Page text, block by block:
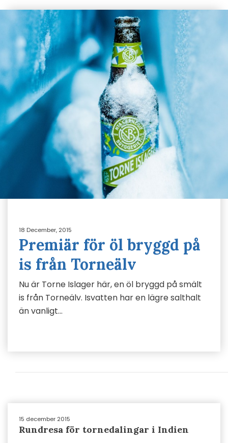
18 December, 2015
Premiär för öl bryggd på
is från Torneälv
Nu är Torne Islager här, en öl bryggd på smält
is från Torneälv. Isvatten har en lägre salthalt
än vanligt…
15 december 2015
Rundresa för tornedalingar i Indien